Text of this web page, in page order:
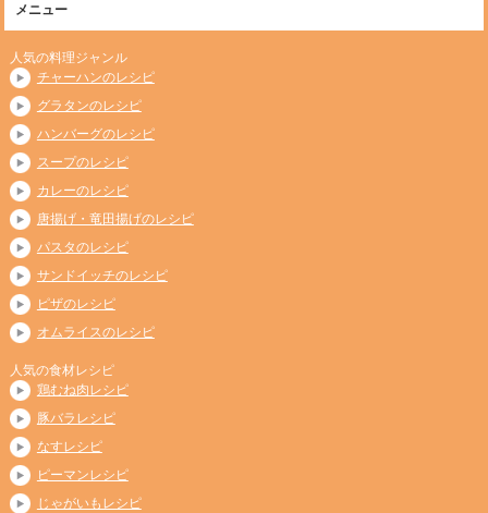
メニュー
人気の料理ジャンル
チャーハンのレシピ
グラタンのレシピ
ハンバーグのレシピ
スープのレシピ
カレーのレシピ
唐揚げ・竜田揚げのレシピ
パスタのレシピ
サンドイッチのレシピ
ピザのレシピ
オムライスのレシピ
人気の食材レシピ
鶏むね肉レシピ
豚バラレシピ
なすレシピ
ピーマンレシピ
じゃがいもレシピ